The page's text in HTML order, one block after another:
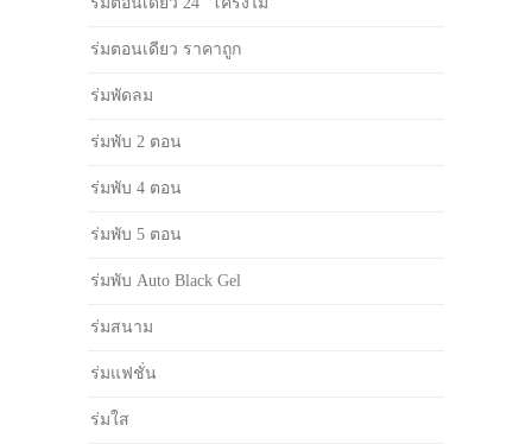
ร่มตอนเดียว ราคาถูก
ร่มพัดลม
ร่มพับ 2 ตอน
ร่มพับ 4 ตอน
ร่มพับ 5 ตอน
ร่มพับ Auto Black Gel
ร่มสนาม
ร่มแฟชั่น
ร่มใส